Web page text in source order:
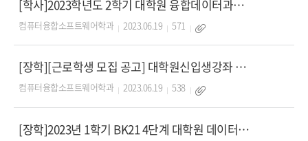
[학사]2023학년도 2학기 대학원 융합데이터과학전공(복수전공) 합격자 발표
컴퓨터융합소프트웨어학과 2023.06.19 571
[장학][근로학생 모집 공고] 대학원신입생강좌 촬영 및 편집 근로학생 모집
컴퓨터융합소프트웨어학과 2023.06.19 538
[장학]2023년 1학기 BK21 4단계 대학원 데이터 분석 연구 장학생 선발 공고(~6/